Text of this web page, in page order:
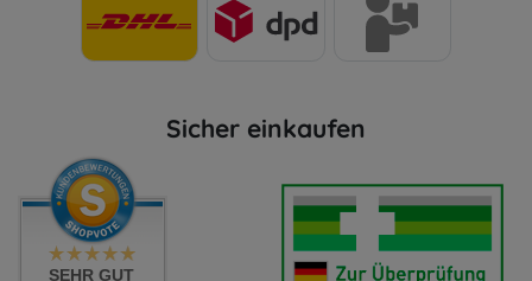
Sicher einkaufen
SEHR GUT